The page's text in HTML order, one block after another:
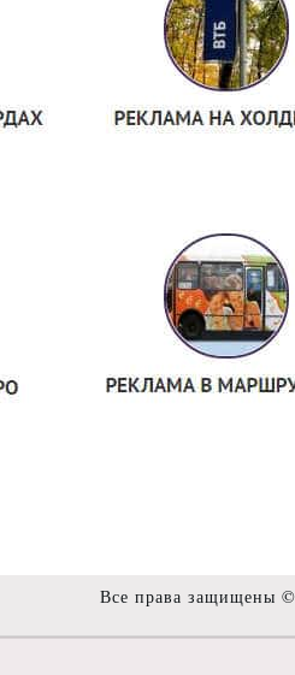
Все права защищены